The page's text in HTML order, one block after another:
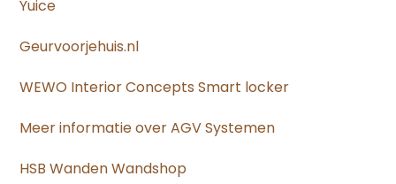
Yuice
Geurvoorjehuis.nl
WEWO Interior Concepts Smart locker
Meer informatie over AGV Systemen
HSB Wanden Wandshop